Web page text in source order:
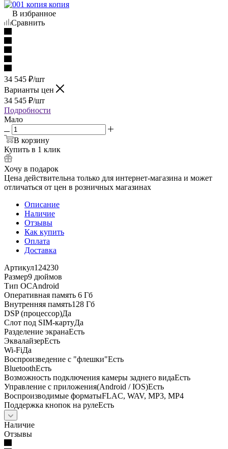
В избранное
Сравнить
34 545 ₽/шт
Варианты цен
34 545 ₽/шт
Подробности
Мало
В корзину
Купить в 1 клик
Хочу в подарок
Цена действительна только для интернет-магазина и может
отличаться от цен в розничных магазинах
Описание
Наличие
Отзывы
Как купить
Оплата
Доставка
Артикул124230
Размер9 дюймов
Тип ОСAndroid
Оперативная память 6 Гб
Внутренняя память128 Гб
DSP (процессор)Да
Слот под SIM-картуДа
Разделение экранаЕсть
ЭквалайзерЕсть
Wi-FiДа
Воспроизведение с "флешки"Есть
BluetoothЕсть
Возможность подключения камеры заднего видаЕсть
Управление с приложения(Android / IOS)Есть
Воспроизводимые форматыFLAC, WAV, MP3, MP4
Поддержка кнопок на рулеЕсть
Наличие
Отзывы